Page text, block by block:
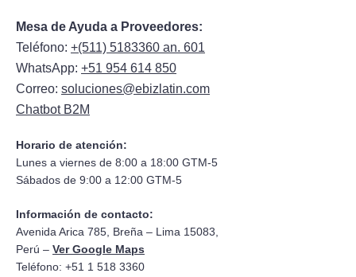
Mesa de Ayuda a Proveedores:
Teléfono: +(511) 5183360 an. 601
WhatsApp: +51 954 614 850
Correo: soluciones@ebizlatin.com
Chatbot B2M
Horario de atención:
Lunes a viernes de 8:00 a 18:00 GTM-5
Sábados de 9:00 a 12:00 GTM-5
Información de contacto:
Avenida Arica 785, Breña – Lima 15083,
Perú – Ver Google Maps
Teléfono: +51 1 518 3360